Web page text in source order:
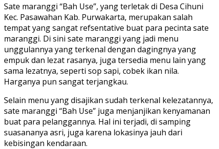
Sate maranggi “Bah Use”, yang terletak di Desa Cihuni
Kec. Pasawahan Kab. Purwakarta, merupakan salah
tempat yang sangat refsentative buat para pecinta sate
maranggi. Di sini sate maranggi yang jadi menu
unggulannya yang terkenal dengan dagingnya yang
empuk dan lezat rasanya, juga tersedia menu lain yang
sama lezatnya, seperti sop sapi, cobek ikan nila.
Harganya pun sangat terjangkau.
Selain menu yang disajikan sudah terkenal kelezatannya,
sate maranggi “Bah Use” juga menjanjikan kenyamanan
buat para pelanggannya. Hal ini terjadi, di samping
suasananya asri, juga karena lokasinya jauh dari
kebisingan kendaraan.